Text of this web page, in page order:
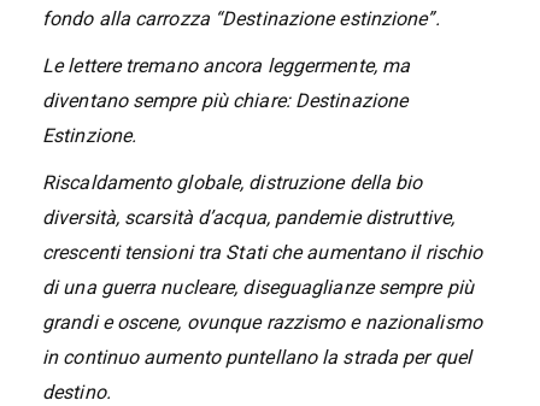
fondo alla carrozza “Destinazione estinzione”.
Le lettere tremano ancora leggermente, ma
diventano sempre più chiare: Destinazione
Estinzione.
Riscaldamento globale, distruzione della bio
diversità, scarsità d’acqua, pandemie distruttive,
crescenti tensioni tra Stati che aumentano il rischio
di una guerra nucleare, diseguaglianze sempre più
grandi e oscene, ovunque razzismo e nazionalismo
in continuo aumento puntellano la strada per quel
destino.